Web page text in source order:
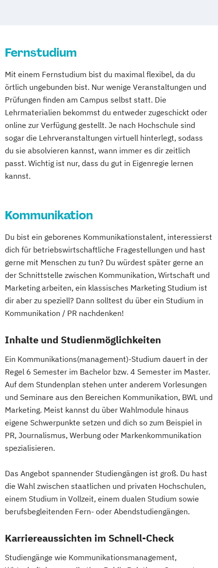
Fernstudium
Mit einem Fernstudium bist du maximal flexibel, da du
örtlich ungebunden bist. Nur wenige Veranstaltungen und
Prüfungen finden am Campus selbst statt. Die
Lehrmaterialien bekommst du entweder zugeschickt oder
online zur Verfügung gestellt. Je nach Hochschule sind
sogar die Lehrveranstaltungen virtuell hinterlegt, sodass
du sie absolvieren kannst, wann immer es dir zeitlich
passt. Wichtig ist nur, dass du gut in Eigenregie lernen
kannst.
Kommunikation
Du bist ein geborenes Kommunikationstalent, interessierst
dich für betriebswirtschaftliche Fragestellungen und hast
gerne mit Menschen zu tun? Du würdest später gerne an
der Schnittstelle zwischen Kommunikation, Wirtschaft und
Marketing arbeiten, ein klassisches Marketing Studium ist
dir aber zu speziell? Dann solltest du über ein Studium in
Kommunikation / PR nachdenken!
Inhalte und Studienmöglichkeiten
Ein Kommunikations(management)-Studium dauert in der
Regel 6 Semester im Bachelor bzw. 4 Semester im Master.
Auf dem Stundenplan stehen unter anderem Vorlesungen
und Seminare aus den Bereichen Kommunikation, BWL und
Marketing. Meist kannst du über Wahlmodule hinaus
eigene Schwerpunkte setzen und dich so zum Beispiel in
PR, Journalismus, Werbung oder Markenkommunikation
spezialisieren.
Das Angebot spannender Studiengängen ist groß. Du hast
die Wahl zwischen staatlichen und privaten Hochschulen,
einem Studium in Vollzeit, einem dualen Studium sowie
berufsbegleitenden Fern- oder Abendstudiengängen.
Karriereaussichten im Schnell-Check
Studiengänge wie Kommunikationsmanagement,